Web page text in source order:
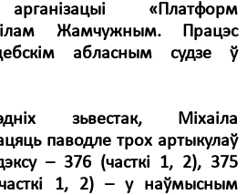
арганізацыі «Платформ
Жамчужным. Працэс
абласным судзе ў
зьвестак, Міхаіла
паводле трох артыкулаў
– 376 (часткі 1, 2), 375
1, 2) – у наўмысным